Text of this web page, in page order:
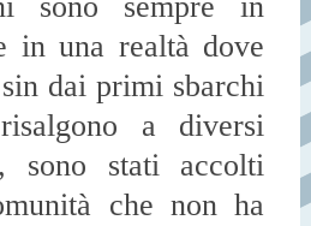
in una realtà dove
dai primi sbarchi
a diversi
sono stati accolti
che non ha